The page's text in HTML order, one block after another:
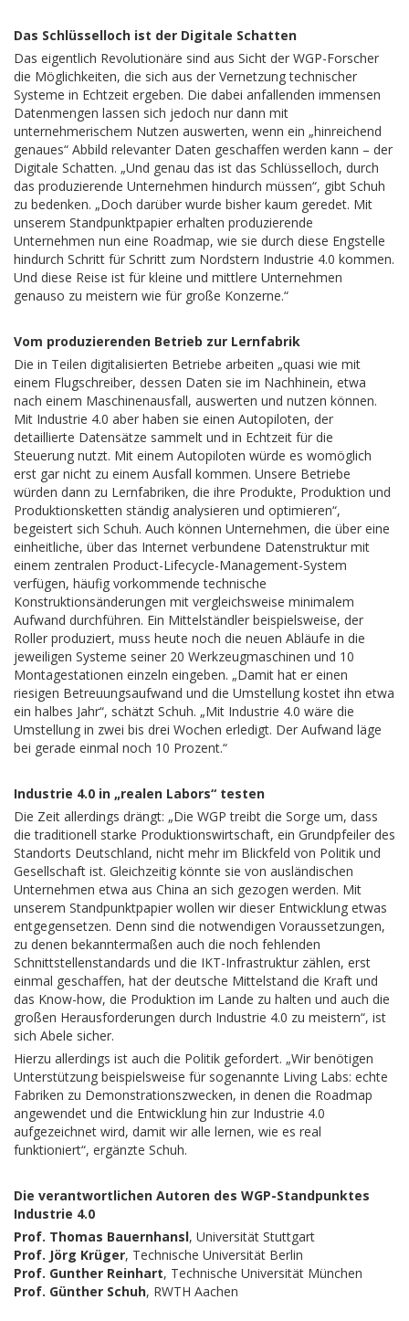
Das Schlüsselloch ist der Digitale Schatten
Das eigentlich Revolutionäre sind aus Sicht der WGP-Forscher
die Möglichkeiten, die sich aus der Vernetzung technischer
Systeme in Echtzeit ergeben. Die dabei anfallenden immensen
Datenmengen lassen sich jedoch nur dann mit
unternehmerischem Nutzen auswerten, wenn ein „hinreichend
genaues“ Abbild relevanter Daten geschaffen werden kann – der
Digitale Schatten. „Und genau das ist das Schlüsselloch, durch
das produzierende Unternehmen hindurch müssen“, gibt Schuh
zu bedenken. „Doch darüber wurde bisher kaum geredet. Mit
unserem Standpunktpapier erhalten produzierende
Unternehmen nun eine Roadmap, wie sie durch diese Engstelle
hindurch Schritt für Schritt zum Nordstern Industrie 4.0 kommen.
Und diese Reise ist für kleine und mittlere Unternehmen
genauso zu meistern wie für große Konzerne.“
Vom produzierenden Betrieb zur Lernfabrik
Die in Teilen digitalisierten Betriebe arbeiten „quasi wie mit
einem Flugschreiber, dessen Daten sie im Nachhinein, etwa
nach einem Maschinenausfall, auswerten und nutzen können.
Mit Industrie 4.0 aber haben sie einen Autopiloten, der
detaillierte Datensätze sammelt und in Echtzeit für die
Steuerung nutzt. Mit einem Autopiloten würde es womöglich
erst gar nicht zu einem Ausfall kommen. Unsere Betriebe
würden dann zu Lernfabriken, die ihre Produkte, Produktion und
Produktionsketten ständig analysieren und optimieren“,
begeistert sich Schuh. Auch können Unternehmen, die über eine
einheitliche, über das Internet verbundene Datenstruktur mit
einem zentralen Product-Lifecycle-Management-System
verfügen, häufig vorkommende technische
Konstruktionsänderungen mit vergleichsweise minimalem
Aufwand durchführen. Ein Mittelständler beispielsweise, der
Roller produziert, muss heute noch die neuen Abläufe in die
jeweiligen Systeme seiner 20 Werkzeugmaschinen und 10
Montagestationen einzeln eingeben. „Damit hat er einen
riesigen Betreuungsaufwand und die Umstellung kostet ihn etwa
ein halbes Jahr“, schätzt Schuh. „Mit Industrie 4.0 wäre die
Umstellung in zwei bis drei Wochen erledigt. Der Aufwand läge
bei gerade einmal noch 10 Prozent.“
Industrie 4.0 in „realen Labors“ testen
Die Zeit allerdings drängt: „Die WGP treibt die Sorge um, dass
die traditionell starke Produktionswirtschaft, ein Grundpfeiler des
Standorts Deutschland, nicht mehr im Blickfeld von Politik und
Gesellschaft ist. Gleichzeitig könnte sie von ausländischen
Unternehmen etwa aus China an sich gezogen werden. Mit
unserem Standpunktpapier wollen wir dieser Entwicklung etwas
entgegensetzen. Denn sind die notwendigen Voraussetzungen,
zu denen bekanntermaßen auch die noch fehlenden
Schnittstellenstandards und die IKT-Infrastruktur zählen, erst
einmal geschaffen, hat der deutsche Mittelstand die Kraft und
das Know-how, die Produktion im Lande zu halten und auch die
großen Herausforderungen durch Industrie 4.0 zu meistern“, ist
sich Abele sicher.
Hierzu allerdings ist auch die Politik gefordert. „Wir benötigen
Unterstützung beispielsweise für sogenannte Living Labs: echte
Fabriken zu Demonstrationszwecken, in denen die Roadmap
angewendet und die Entwicklung hin zur Industrie 4.0
aufgezeichnet wird, damit wir alle lernen, wie es real
funktioniert“, ergänzte Schuh.
Die verantwortlichen Autoren des WGP-Standpunktes
Industrie 4.0
Prof. Thomas Bauernhansl, Universität Stuttgart
Prof. Jörg Krüger, Technische Universität Berlin
Prof. Gunther Reinhart, Technische Universität München
Prof. Günther Schuh, RWTH Aachen